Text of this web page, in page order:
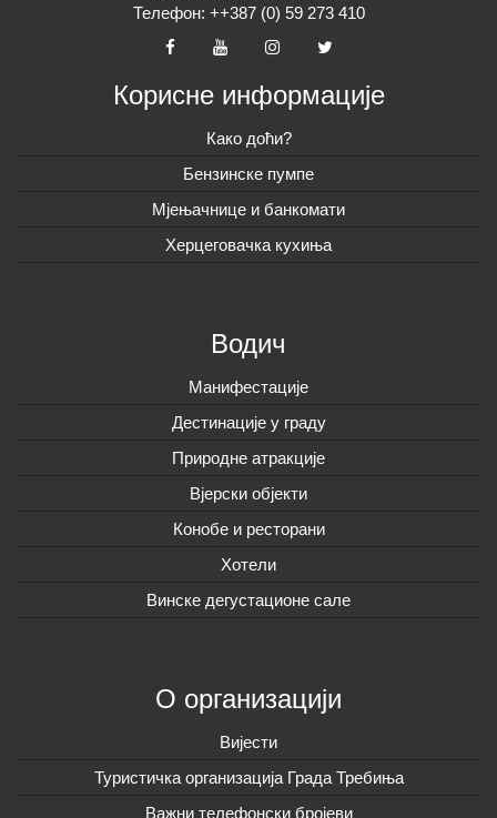
Телефон: ++387 (0) 59 273 410
Корисне информације
Како доћи?
Бензинске пумпе
Мјењачнице и банкомати
Херцеговачка кухиња
Водич
Манифестације
Дестинације у граду
Природне атракције
Вјерски објекти
Конобе и ресторани
Хотели
Винске дегустационе сале
О организацији
Вијeсти
Туристичка организација Града Требиња
Важни телефонски бројеви